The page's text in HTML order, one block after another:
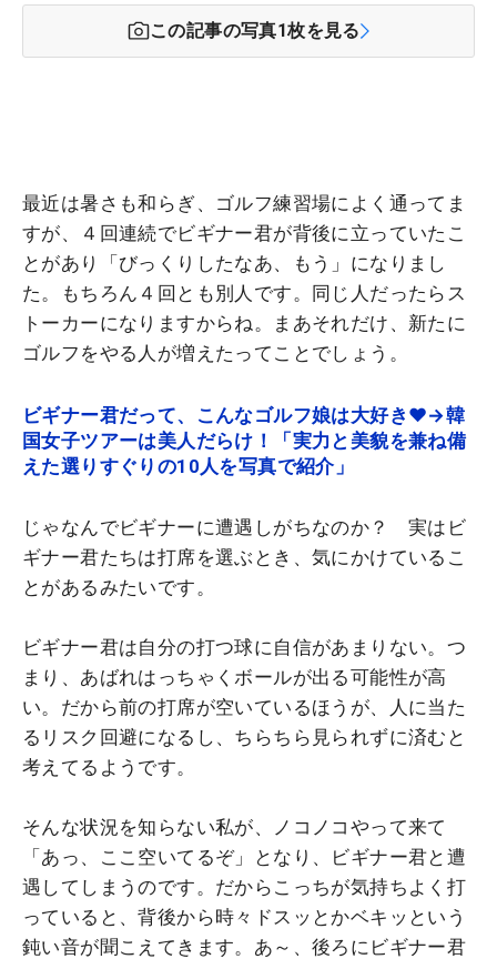
この記事の写真1枚を見る
最近は暑さも和らぎ、ゴルフ練習場によく通ってま
すが、４回連続でビギナー君が背後に立っていたこ
とがあり「びっくりしたなあ、もう」になりまし
た。もちろん４回とも別人です。同じ人だったらス
トーカーになりますからね。まあそれだけ、新たに
ゴルフをやる人が増えたってことでしょう。
ビギナー君だって、こんなゴルフ娘は大好き♥→韓
国女子ツアーは美人だらけ！「実力と美貌を兼ね備
えた選りすぐりの10人を写真で紹介」
じゃなんでビギナーに遭遇しがちなのか？ 実はビ
ギナー君たちは打席を選ぶとき、気にかけているこ
とがあるみたいです。
ビギナー君は自分の打つ球に自信があまりない。つ
まり、あばれはっちゃくボールが出る可能性が高
い。だから前の打席が空いているほうが、人に当た
るリスク回避になるし、ちらちら見られずに済むと
考えてるようです。
そんな状況を知らない私が、ノコノコやって来て
「あっ、ここ空いてるぞ」となり、ビギナー君と遭
遇してしまうのです。だからこっちが気持ちよく打
っていると、背後から時々ドスッとかベキッという
鈍い音が聞こえてきます。あ～、後ろにビギナー君